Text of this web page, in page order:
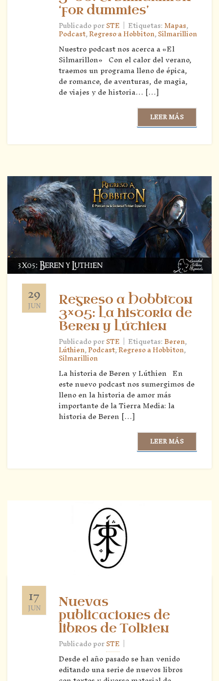
‘for dummies’
Publicado porSTE | Etiquetas:Mapas,
Podcast,Regreso a Hobbiton,Silmarillion
Nuestro podcast nos acerca a «El
Silmarillon» Con el calor del verano,
traemos un programa lleno de épica,
de romance, de aventuras, de magia,
de viajes y de historia… […]
LEER MÁS
29
JUN
Regreso a Hobbiton
3×05: La historia de
Beren y Lúthien
Publicado porSTE | Etiquetas:Beren,
Lúthien,Podcast,Regreso a Hobbiton,
Silmarillion
La historia de Beren y Lúthien En
este nuevo podcast nos sumergimos de
lleno en la historia de amor más
importante de la Tierra Media: la
historia de Beren […]
LEER MÁS
17
JUN
Nuevas
publicaciones de
libros de Tolkien
Publicado porSTE |
Desde el año pasado se han venido
editando una serie de nuevos libros